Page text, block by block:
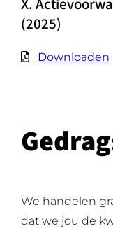
X.
(2025)
Downloaden
We handelen
dat we jou de